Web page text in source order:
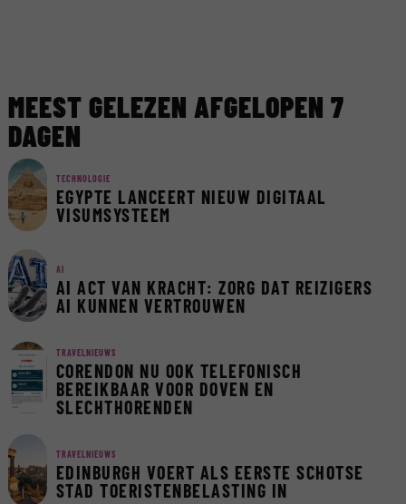
MEEST GELEZEN AFGELOPEN 7
DAGEN
TECHNOLOGIE
EGYPTE LANCEERT NIEUW DIGITAAL
VISUMSYSTEEM
AI
AI ACT VAN KRACHT: ZORG DAT REIZIGERS
AI KUNNEN VERTROUWEN
TRAVELNIEUWS
CORENDON NU OOK TELEFONISCH
BEREIKBAAR VOOR DOVEN EN
SLECHTHORENDEN
TRAVELNIEUWS
EDINBURGH VOERT ALS EERSTE SCHOTSE
STAD TOERISTENBELASTING IN